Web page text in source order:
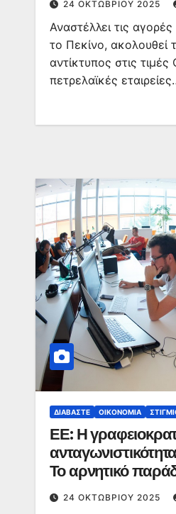
24 ΟΚΤΩΒΡΊΟΥ 2025
Αναστέλλει τις
το Πεκίνο, ακολουθεί
αντίκτυπος στις τιμές
πετρελαϊκές
ΔΙΑΒΆΣΤΕ ΟΙΚΟΝΟΜΊΑ
ΕΕ: Η
Το αρνητικό
24 ΟΚΤΩΒΡΊΟΥ 2025